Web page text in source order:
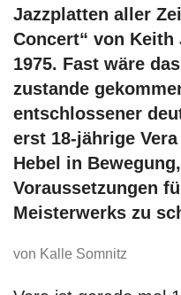
Jazzplatten aller
Concert“ von
1975. Fast wäre
zustande
entschlossener
erst 18-jährige
Hebel in
Voraussetzungen
Meisterwerks zu
von Kalle Somnitz